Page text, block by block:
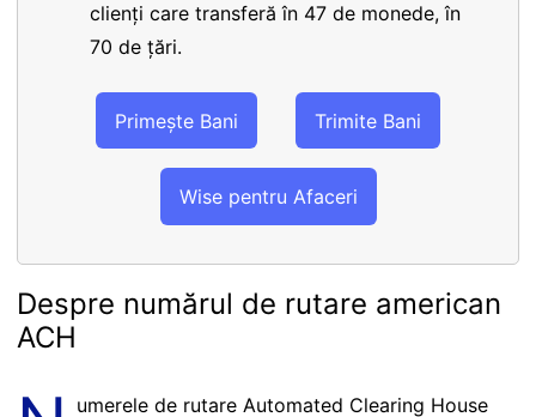
clienți care transferă în 47 de monede, în
70 de țări.
Primește Bani Trimite Bani
Wise pentru Afaceri
Despre numărul de rutare american
ACH
umerele de rutare Automated Clearing House